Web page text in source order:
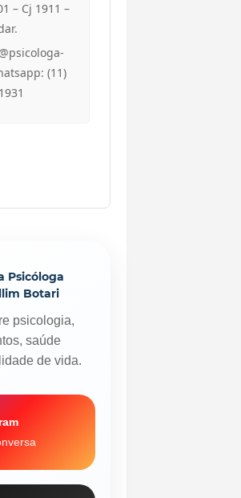
– Cj 1911 –
(11)
Psicóloga
Botari
psicologia,
saúde
de vida.